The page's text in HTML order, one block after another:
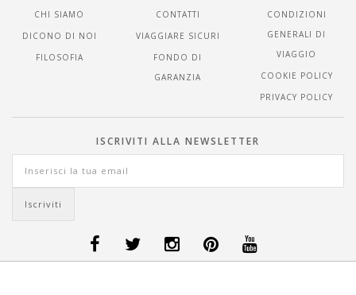
CHI SIAMO
DICONO DI NOI
FILOSOFIA
CONTATTI
VIAGGIARE SICURI
FONDO DI
GARANZIA
CONDIZIONI
GENERALI DI
VIAGGIO
COOKIE POLICY
PRIVACY POLICY
ISCRIVITI ALLA NEWSLETTER